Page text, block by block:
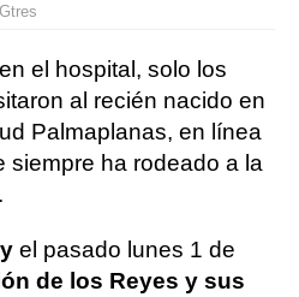
el hospital, solo los
al recién nacido en
Palmaplanas, en línea
siempre ha rodeado a la
el pasado lunes 1 de
de los Reyes y sus